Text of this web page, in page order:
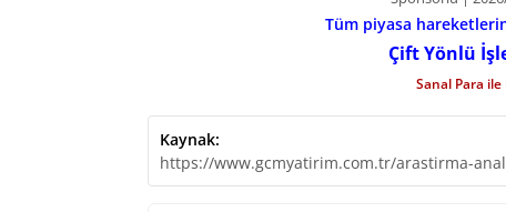
Tüm piyasa
Çift Yönlü
Sanal Para
Kaynak:
https://www.gcmyatirim.com.tr/arastirma-